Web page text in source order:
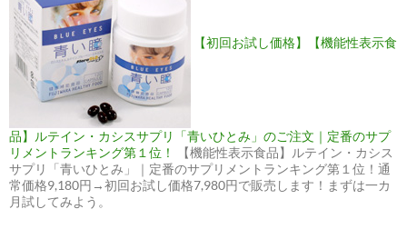
【初回お試し価格】【機能性表示食
品】ルテイン・カシスサプリ「青いひとみ」のご注文｜定番のサプ
リメントランキング第１位！
【機能性表示食品】ルテイン・カシス
サプリ「青いひとみ」｜定番のサプリメントランキング第１位！通
常価格9,180円→初回お試し価格7,980円で販売します！まずは一カ
月試してみよう。